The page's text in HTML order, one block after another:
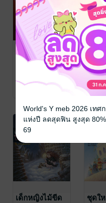
ทหารดีบุกผู้
ภาษา ไทย-
Constant Tin
Soldier)
สำนักพิมพ์ห้องเรียน
หนังสือเด็กปฐมวัย /
เจ้าห
น้อย
2 ภ
อังกฤ
Little
รัตนา
สำนักพิ
หนังสือ
นิทาน
1 Rating
เด็กหญิงไม้ขีด
ชุดใ
World's Y meb 2026 เท
แห่งปี ลดสุดฟิน สูงสุด
69